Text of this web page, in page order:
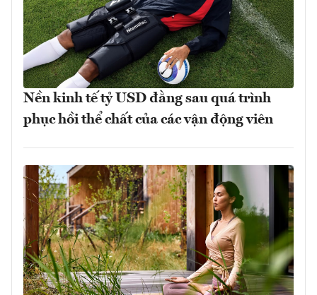
Nền kinh tế tỷ USD đằng sau quá trình
phục hồi thể chất của các vận động viên